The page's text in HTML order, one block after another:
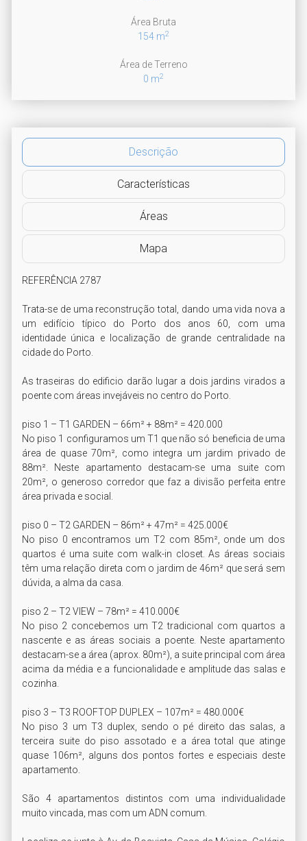
Área Bruta
154 m2
Área de Terreno
0 m2
Descrição
Características
Áreas
Mapa
REFERÊNCIA 2787
Trata-se de uma reconstrução total, dando uma vida nova a
um edifício típico do Porto dos anos 60, com uma
identidade única e localização de grande centralidade na
cidade do Porto.
As traseiras do edificio darão lugar a dois jardins virados a
poente com áreas invejáveis no centro do Porto.
piso 1 – T1 GARDEN – 66m² + 88m² = 420.000
No piso 1 configuramos um T1 que não só beneficia de uma
área de quase 70m², como integra um jardim privado de
88m². Neste apartamento destacam-se uma suite com
20m², o generoso corredor que faz a divisão perfeita entre
área privada e social.
piso 0 – T2 GARDEN – 86m² + 47m² = 425.000€
No piso 0 encontramos um T2 com 85m², onde um dos
quartos é uma suite com walk-in closet. As áreas sociais
têm uma relação direta com o jardim de 46m² que será sem
dúvida, a alma da casa.
piso 2 – T2 VIEW – 78m² = 410.000€
No piso 2 concebemos um T2 tradicional com quartos a
nascente e as áreas sociais a poente. Neste apartamento
destacam-se a área (aprox. 80m²), a suite principal com área
acima da média e a funcionalidade e amplitude das salas e
cozinha.
piso 3 – T3 ROOFTOP DUPLEX – 107m² = 480.000€
No piso 3 um T3 duplex, sendo o pé direito das salas, a
terceira suite do piso assotado e a área total que atinge
quase 106m², alguns dos pontos fortes e especiais deste
apartamento.
São 4 apartamentos distintos com uma individualidade
muito vincada, mas com um ADN comum.